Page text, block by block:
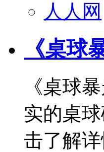
人人网
《桌球
《桌球
实的桌
击了解详